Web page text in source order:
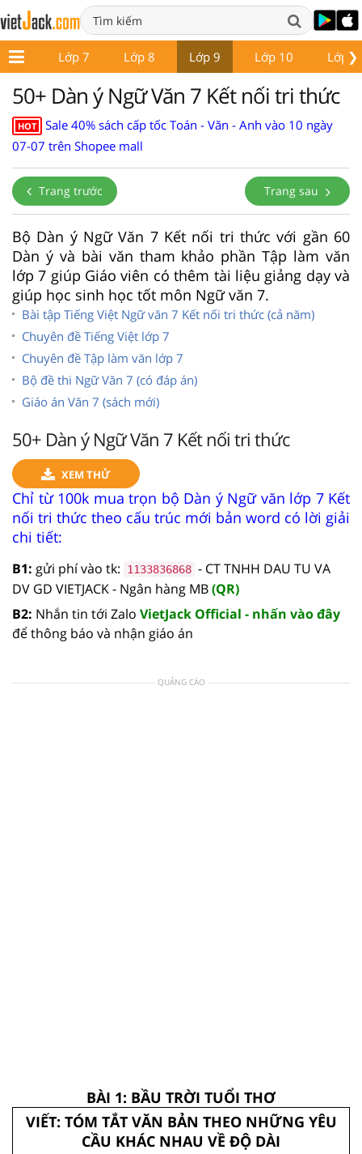
❯
6 Lớp 7 Lớp 8 Lớp 9 Lớp 10 Lớp
50+ Dàn ý Ngữ Văn 7 Kết nối tri thức
HOT
Sale 40% sách cấp tốc Toán - Văn - Anh vào 10 ngày
07-07 trên Shopee mall
Trang trước Trang sau
Bộ Dàn ý Ngữ Văn 7 Kết nối tri thức với gần 60
Dàn ý và bài văn tham khảo phần Tập làm văn
lớp 7 giúp Giáo viên có thêm tài liệu giảng dạy và
giúp học sinh học tốt môn Ngữ văn 7.
Bài tập Tiếng Việt Ngữ văn 7 Kết nối tri thức (cả năm)
Chuyên đề Tiếng Việt lớp 7
Chuyên đề Tập làm văn lớp 7
Bộ đề thi Ngữ Văn 7 (có đáp án)
Giáo án Văn 7 (sách mới)
50+ Dàn ý Ngữ Văn 7 Kết nối tri thức
XEM THỬ
Chỉ từ 100k mua trọn bộ Dàn ý Ngữ văn lớp 7 Kết
nối tri thức theo cấu trúc mới bản word có lời giải
chi tiết:
B1: gửi phí vào tk: 1133836868 - CT TNHH DAU TU VA
DV GD VIETJACK - Ngân hàng MB(QR)
B2: Nhắn tin tới Zalo VietJack Official - nhấn vào đây
để thông báo và nhận giáo án
QUẢNG CÁO
BÀI 1: BẦU TRỜI TUỔI THƠ
VIẾT: TÓM TẮT VĂN BẢN THEO NHỮNG YÊU
CẦU KHÁC NHAU VỀ ĐỘ DÀI